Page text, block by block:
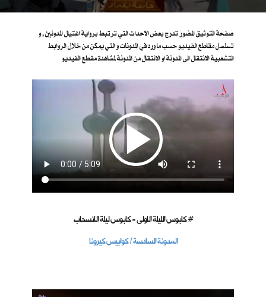
صفحة التوثيق المصّور تدرج بعض الاحداث التي ترتبط برواية اغتيال المدونين , و
تسلسل مقاطع الفيديو حسب ما ورد في المدونات و التي يمكن من خلال الروابط
التشعبية الانتقال الى المدونة او الانتقال من المدونة لمشاهدة مقطع الفيديو
كابوس الليلة الاولى - كابوس ليلة الانسحاب #
المدونة السادسة / كوابيس كيرونا